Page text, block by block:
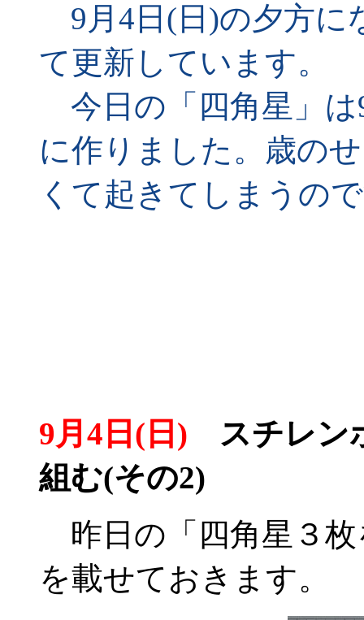
9月4日(日)の夕方に
て更新しています。
今日の「四角星」は
に作りました。歳の
くて起きてしまうの
9月4日(日) スチレン
組む(その2)
昨日の「四角星３枚
を載せておきます。